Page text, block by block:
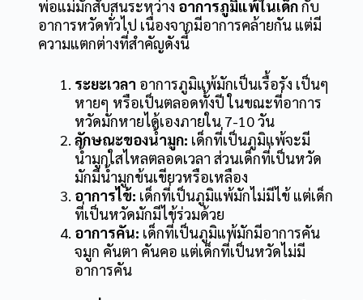
พ่อแม่มักสับสนระหว่าง อาการภูมิแพ้ในเด็กกับ
อาการหวัดทั่วไป เนื่องจากมีอาการคล้ายกัน แต่มี
ความแตกต่างที่สำคัญดังนี้
ระยะเวลา อาการภูมิแพ้มักเป็นเรื้อรัง เป็นๆ
หายๆ หรือเป็นตลอดทั้งปี ในขณะที่อาการ
หวัดมักหายได้เองภายใน 7-10 วัน
ลักษณะของน้ำมูก: เด็กที่เป็นภูมิแพ้จะมี
น้ำมูกใสไหลตลอดเวลา ส่วนเด็กที่เป็นหวัด
มักมีน้ำมูกข้นเขียวหรือเหลือง
อาการไข้: เด็กที่เป็นภูมิแพ้มักไม่มีไข้ แต่เด็ก
ที่เป็นหวัดมักมีไข้ร่วมด้วย
อาการคัน: เด็กที่เป็นภูมิแพ้มักมีอาการคัน
จมูก คันตา คันคอ แต่เด็กที่เป็นหวัดไม่มี
อาการคัน